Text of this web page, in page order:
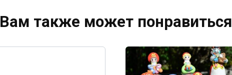
Вам также может понравиться